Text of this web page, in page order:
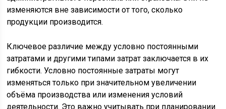
изменяются вне зависимости от того, сколько
продукции производится.
Ключевое различие между условно постоянными
затратами и другими типами затрат заключается в их
гибкости. Условно постоянные затраты могут
изменяться только при значительном увеличении
объёма производства или изменения условий
деятельности. Это важно учитывать при планировании